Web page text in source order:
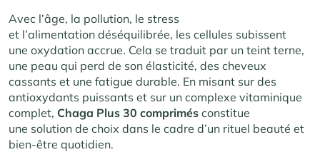
Avec l’âge, la pollution, le stress
et l’alimentation déséquilibrée, les cellules subissent
une oxydation accrue. Cela se traduit par un teint terne,
une peau qui perd de son élasticité, des cheveux
cassants et une fatigue durable. En misant sur des
antioxydants puissants et sur un complexe vitaminique
complet, Chaga Plus 30 comprimés constitue
une solution de choix dans le cadre d’un rituel beauté et
bien-être quotidien.